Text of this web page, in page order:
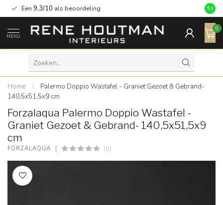
Een 9,3/10 als beoordeling 9.3
MENU
0
Home /
Palermo Doppio Wastafel - Graniet Gezoet & Gebrand-
140,5x51,5x9 cm
Forzalaqua Palermo Doppio Wastafel -
Graniet Gezoet & Gebrand- 140,5x51,5x9
cm
FORZALAQUA (0)